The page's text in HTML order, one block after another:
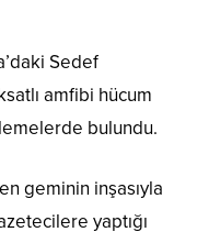
Sedef
amfibi hücum
bulundu.
geminin inşasıyla
yaptığı